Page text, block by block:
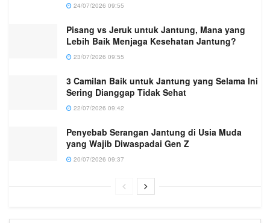
24/07/2026 09:55
Pisang vs Jeruk untuk Jantung, Mana yang
Lebih Baik Menjaga Kesehatan Jantung?
23/07/2026 09:55
3 Camilan Baik untuk Jantung yang Selama Ini
Sering Dianggap Tidak Sehat
22/07/2026 09:42
Penyebab Serangan Jantung di Usia Muda
yang Wajib Diwaspadai Gen Z
20/07/2026 09:37